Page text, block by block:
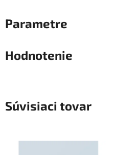
Parametre
Hodnotenie
Súvisiaci tovar